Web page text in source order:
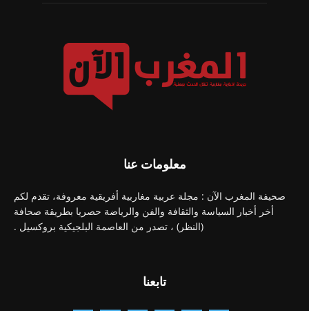
معلومات عنا
صحيفة المغرب الآن : مجلة عربية مغاربية أفريقية معروفة، تقدم لكم
أخر أخبار السياسة والثقافة والفن والرياضة حصريا بطريقة صحافة
(النظر) ، تصدر من العاصمة البلجيكية بروكسيل .
تابعنا